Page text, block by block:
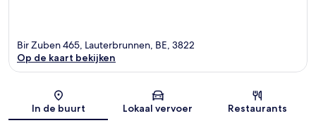
Kaart
Bir Zuben 465, Lauterbrunnen, BE, 3822
Op de kaart bekijken
In de buurt Lokaal vervoer Restaurants